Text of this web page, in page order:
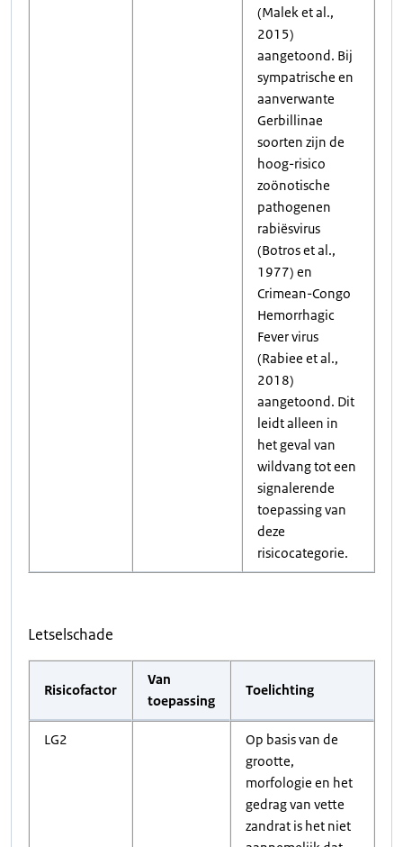
(Malek et al.,
2015)
aangetoond. Bij
sympatrische en
aanverwante
Gerbillinae
soorten zijn de
hoog-risico
zoönotische
pathogenen
rabiësvirus
(Botros et al.,
1977) en
Crimean-Congo
Hemorrhagic
Fever virus
(Rabiee et al.,
2018)
aangetoond. Dit
leidt alleen in
het geval van
wildvang tot een
signalerende
toepassing van
deze
risicocategorie.
Letselschade
Risicofactor
Van
toepassing
Toelichting
LG2
Op basis van de
grootte,
morfologie en het
gedrag van vette
zandrat is het niet